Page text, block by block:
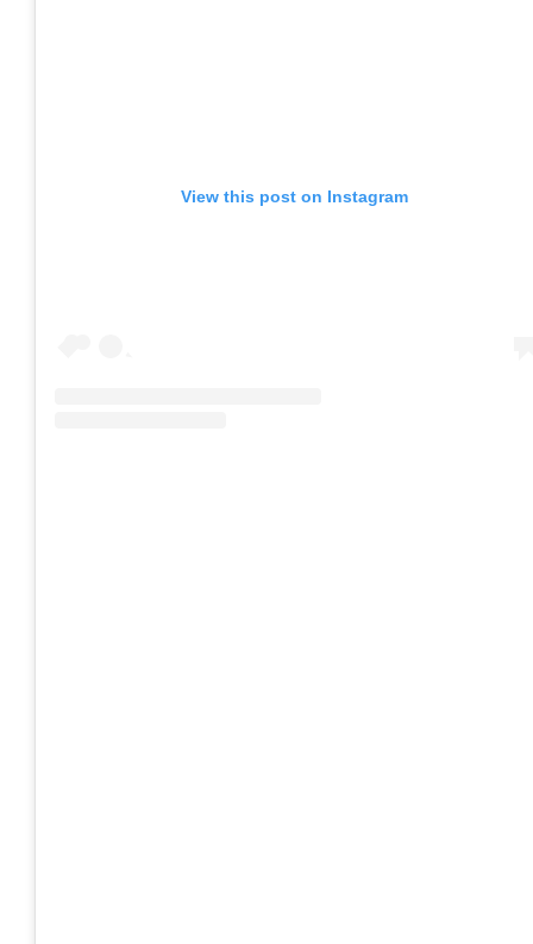
View this post on Instagram